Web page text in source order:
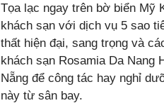
Tọa lạc ngay trên bờ biển Mỹ
khách sạn với dịch vụ 5 sao
thất hiện đại, sang trọng và
khách sạn Rosamia Da Nang
Nẵng để công tác hay nghỉ
này từ sân bay.